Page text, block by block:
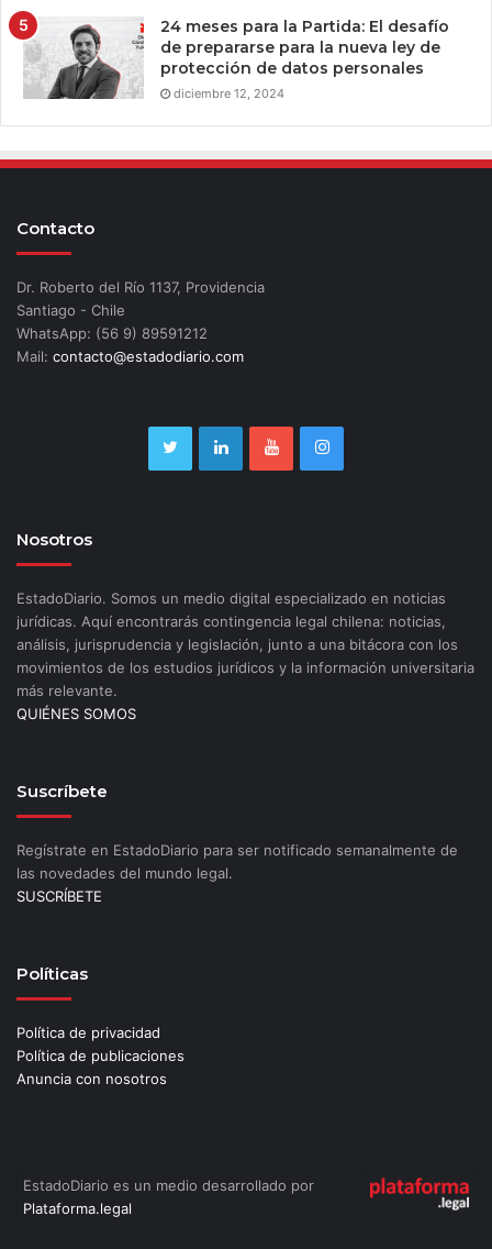
24 meses para la Partida: El desafío
de prepararse para la nueva ley de
protección de datos personales
diciembre 12, 2024
Contacto
Dr. Roberto del Río 1137, Providencia
Santiago - Chile
WhatsApp: (56 9) 89591212
Mail: contacto@estadodiario.com
Nosotros
EstadoDiario. Somos un medio digital especializado en noticias
jurídicas. Aquí encontrarás contingencia legal chilena: noticias,
análisis, jurisprudencia y legislación, junto a una bitácora con los
movimientos de los estudios jurídicos y la información universitaria
más relevante.
QUIÉNES SOMOS
Suscríbete
Regístrate en EstadoDiario para ser notificado semanalmente de
las novedades del mundo legal.
SUSCRÍBETE
Políticas
Política de privacidad
Política de publicaciones
Anuncia con nosotros
EstadoDiario es un medio desarrollado por
Plataforma.legal